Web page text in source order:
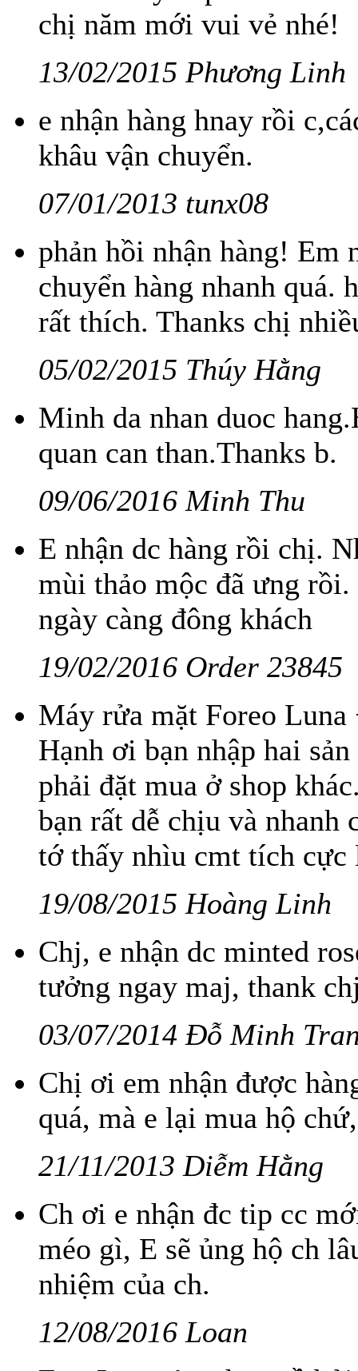
chị năm mới vui vẻ nhé!
13/02/2015 Phương Linh
e nhận hàng hnay rồi
khâu vận chuyển.
07/01/2013 tunx08
phản hồi nhận hàng! Em
chuyển hàng nhanh quá.
rất thích. Thanks chị
05/02/2015 Thúy Hằng
Minh da nhan duoc
quan can than.Thanks b.
09/06/2016 Minh Thu
E nhận dc hàng rồi chị.
mùi thảo mộc đã ưng
ngày càng đông khách
19/02/2016 Order 23845
Máy rửa mặt Foreo
Hạnh ơi bạn nhập hai
phải đặt mua ở shop
bạn rất dễ chịu và
tớ thấy nhìu cmt tích cực
19/08/2015 Hoàng Linh
Chj, e nhận dc minted
tưởng ngay maj, thank
03/07/2014 Đỗ Minh
Chị ơi em nhận được
quá, mà e lại mua hộ
21/11/2013 Diễm Hằng
Ch ơi e nhận đc tip cc
méo gì, E sẽ ủng hộ ch
nhiệm của ch.
12/08/2016 Loan